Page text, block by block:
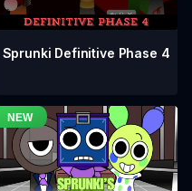
Sprunki Definitive Phase 4